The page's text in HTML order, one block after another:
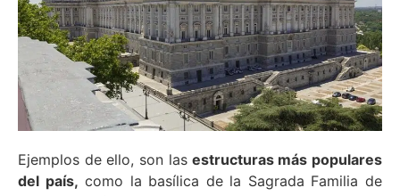
Ejemplos de ello, son lasestructuras más populares
del país, como la basílica de la Sagrada Familia de